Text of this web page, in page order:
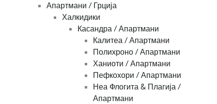
Апартмани / Грција
Халкидики
Касандра / Апартмани
Калитеа / Апартмани
Полихроно / Апартмани
Ханиоти / Апартмани
Пефкохори / Апартмани
Неа Флогита & Плагија /
Апартмани